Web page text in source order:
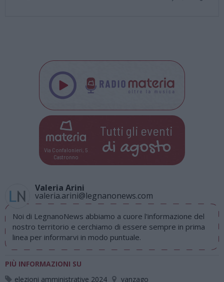
Via Confalonieri, 5
Castronno
Tutti gli eventi
di agosto
Valeria Arini
valeria.arini@legnanonews.com
Noi di LegnanoNews abbiamo a cuore l'informazione del
nostro territorio e cerchiamo di essere sempre in prima
linea per informarvi in modo puntuale.
PIÙ INFORMAZIONI SU
elezioni amministrative 2024
vanzago